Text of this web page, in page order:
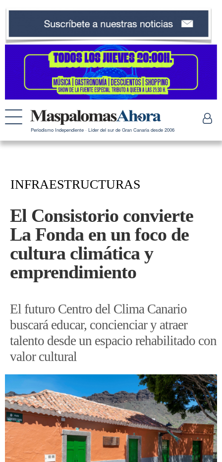
Periodismo Independiente · Líder del sur de Gran Canaria desde 2006
INFRAESTRUCTURAS
El Consistorio convierte
La Fonda en un foco de
cultura climática y
emprendimiento
El futuro Centro del Clima Canario
buscará educar, concienciar y atraer
talento desde un espacio rehabilitado con
valor cultural